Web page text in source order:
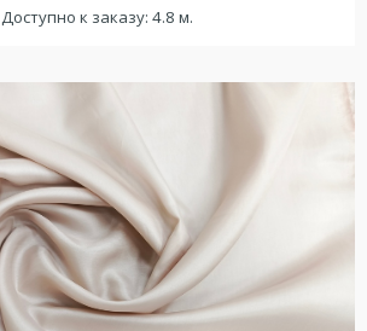
Доступно к заказу: 4.8 м.